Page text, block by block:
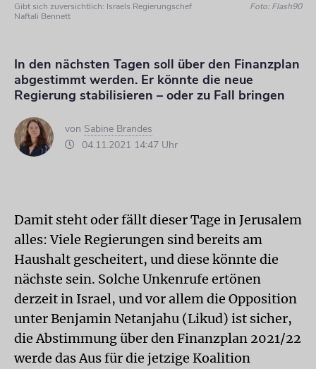
Gibt sich zuversichtlich: Israels Regierungschef
Naftali Bennett
Foto: Flash90
In den nächsten Tagen soll über den Finanzplan
abgestimmt werden. Er könnte die neue
Regierung stabilisieren – oder zu Fall bringen
von Sabine Brandes
04.11.2021 14:47 Uhr
Damit steht oder fällt dieser Tage in Jerusalem
alles: Viele Regierungen sind bereits am
Haushalt gescheitert, und diese könnte die
nächste sein. Solche Unkenrufe ertönen
derzeit in Israel, und vor allem die Opposition
unter Benjamin Netanjahu (Likud) ist sicher,
die Abstimmung über den Finanzplan 2021/22
werde das Aus für die jetzige Koalition